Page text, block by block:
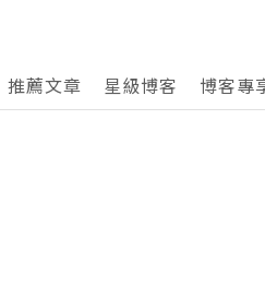
推薦文章 星級博客 博客專